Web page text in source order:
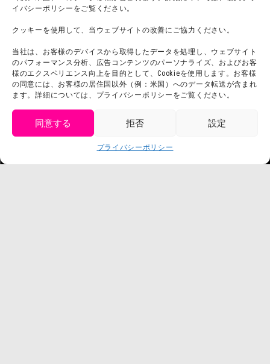
イバシーポリシーをご覧ください。
クッキーを使用して、当ウェブサイトの改善にご協力ください。
当社は、お客様のデバイスから取得したデータを処理し、ウェブサイト
のパフォーマンス分析、広告コンテンツのパーソナライズ、およびお客
様のエクスペリエンス向上を目的として、Cookieを使用します。お客様
の同意には、お客様の居住国以外（例：米国）へのデータ転送が含まれ
ます。詳細については、プライバシーポリシーをご覧ください。
同意する 拒否 設定
プライバシーポリシー
団体利用について
チームビルディング計画
よくある質問・
お問い合わせ
利用規約
プレスリリース
SNS
法令に基づく表記
会社概要
スタッフ募集